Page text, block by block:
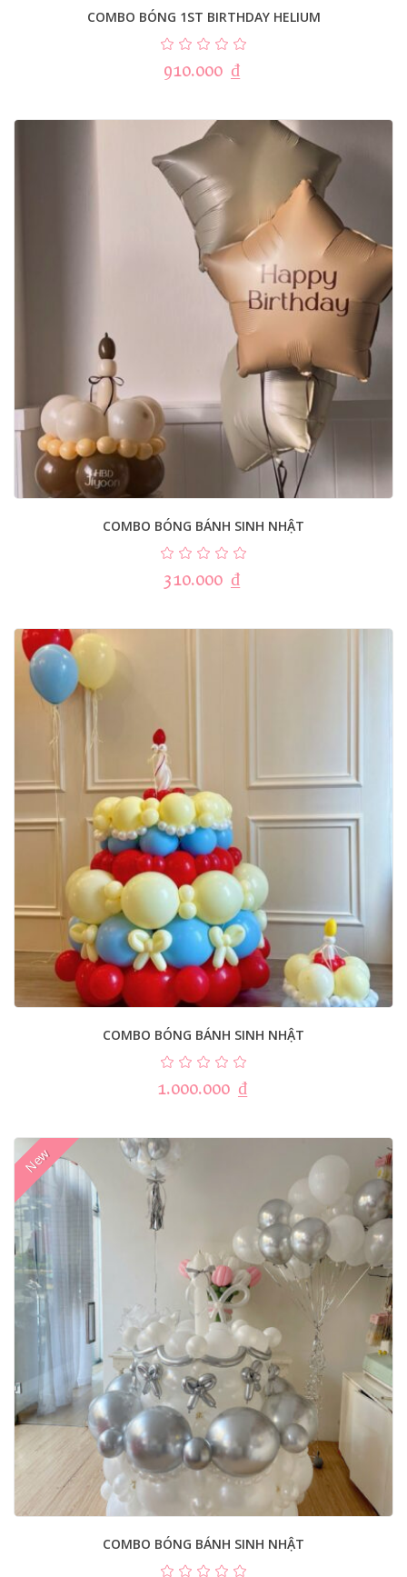
COMBO BÓNG 1ST BIRTHDAY HELIUM
910.000 ₫
COMBO BÓNG BÁNH SINH NHẬT
310.000 ₫
COMBO BÓNG BÁNH SINH NHẬT
1.000.000 ₫
New
COMBO BÓNG BÁNH SINH NHẬT